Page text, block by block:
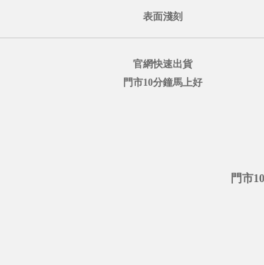
表面淺刻
官網快速出貨
門市10分鐘馬上好
門市